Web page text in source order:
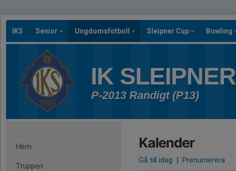
IKS Senior Ungdomsfotboll Sleipner Cup Bowling
IK SLEIPNER
P-2013 Randigt (P13)
Hem
Truppen
Kalender
Gå till idag | Prenumerera